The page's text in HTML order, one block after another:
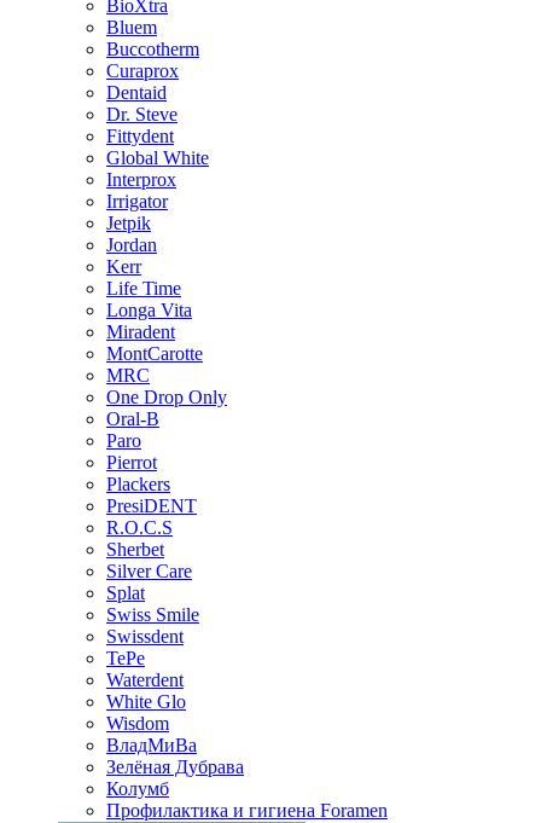
BioXtra
Bluem
Buccotherm
Curaprox
Dentaid
Dr. Steve
Fittydent
Global White
Interprox
Irrigator
Jetpik
Jordan
Kerr
Life Time
Longa Vita
Miradent
MontCarotte
MRC
One Drop Only
Oral-B
Paro
Pierrot
Plackers
PresiDENT
R.O.C.S
Sherbet
Silver Care
Splat
Swiss Smile
Swissdent
TePe
Waterdent
White Glo
Wisdom
ВладМиВа
Зелёная Дубрава
Колумб
Профилактика и гигиена Foramen